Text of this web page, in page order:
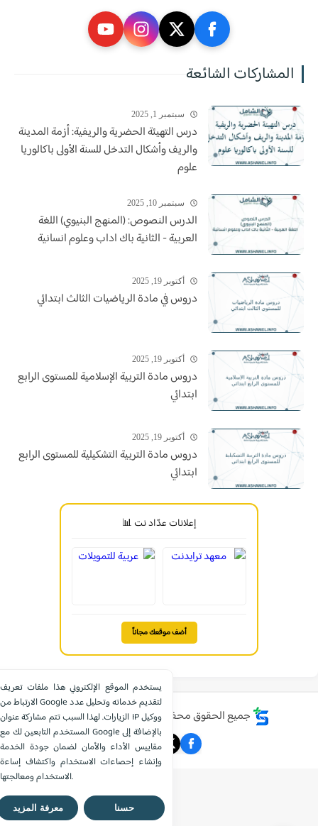
المشاركات الشائعة
سبتمبر 1, 2025
درس التهيئة الحضرية والريفية: أزمة المدينة
والريف وأشكال التدخل للسنة الأولى باكالوريا
علوم
سبتمبر 10, 2025
الدرس النصوص: (المنهج البنيوي) اللغة
العربية - الثانية باك اداب وعلوم انسانية
أكتوبر 19, 2025
دروس في مادة الرياضيات الثالث ابتدائي
أكتوبر 19, 2025
دروس مادة التربية الإسلامية للمستوى الرابع
ابتدائي
أكتوبر 19, 2025
دروس مادة التربية التشكيلية للمستوى الرابع
ابتدائي
إعلانات عدّاد نت 📊
أضف موقعك مجاناً
جميع الحقوق محفوظة ©موقع الشامل التعليمي
يستخدم الموقع الإلكتروني هذا ملفات تعريف
الارتباط من Google لتقديم خدماته وتحليل عدد
الزيارات. لهذا السبب تتم مشاركة عنوان IP ووكيل
المستخدم التابعين لك مع Google بالإضافة إلى
مقاييس الأداء والأمان لضمان جودة الخدمة
وإنشاء إحصاءات الاستخدام واكتشاف إساءة
معرفة المزيد حسنا